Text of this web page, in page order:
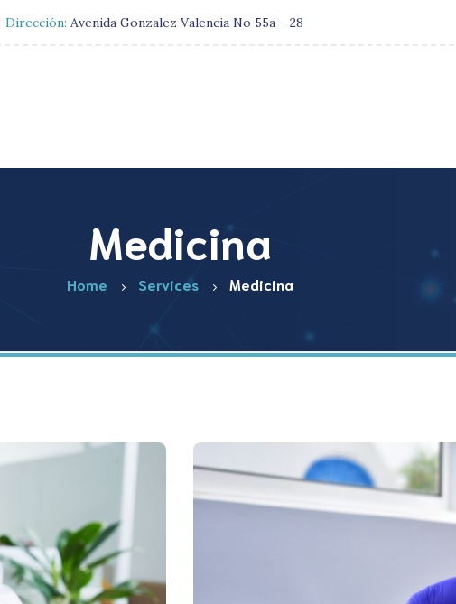
Dirección: Avenida Gonzalez Valencia No 55a – 28
Medicina
Home Services Medicina